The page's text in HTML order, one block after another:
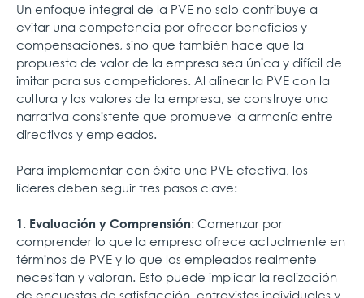
Un enfoque integral de la PVE no solo contribuye a
evitar una competencia por ofrecer beneficios y
compensaciones, sino que también hace que la
propuesta de valor de la empresa sea única y difícil de
imitar para sus competidores. Al alinear la PVE con la
cultura y los valores de la empresa, se construye una
narrativa consistente que promueve la armonía entre
directivos y empleados.
Para implementar con éxito una PVE efectiva, los
líderes deben seguir tres pasos clave:
1. Evaluación y Comprensión: Comenzar por
comprender lo que la empresa ofrece actualmente en
términos de PVE y lo que los empleados realmente
necesitan y valoran. Esto puede implicar la realización